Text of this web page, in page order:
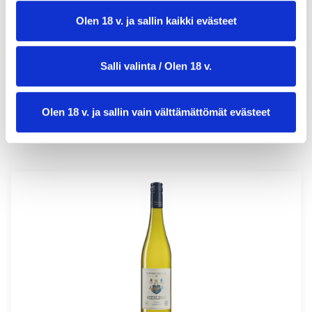
Olen 18 v. ja sallin kaikki evästeet
Salli valinta / Olen 18 v.
Olen 18 v. ja sallin vain välttämättömät evästeet